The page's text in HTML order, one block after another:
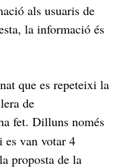
als usuaris de
la informació és
que es repeteixi la
de
fet. Dilluns només
es van votar 4
proposta de la